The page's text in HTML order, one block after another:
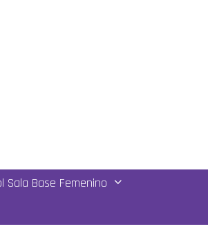
Sala Base Femenino